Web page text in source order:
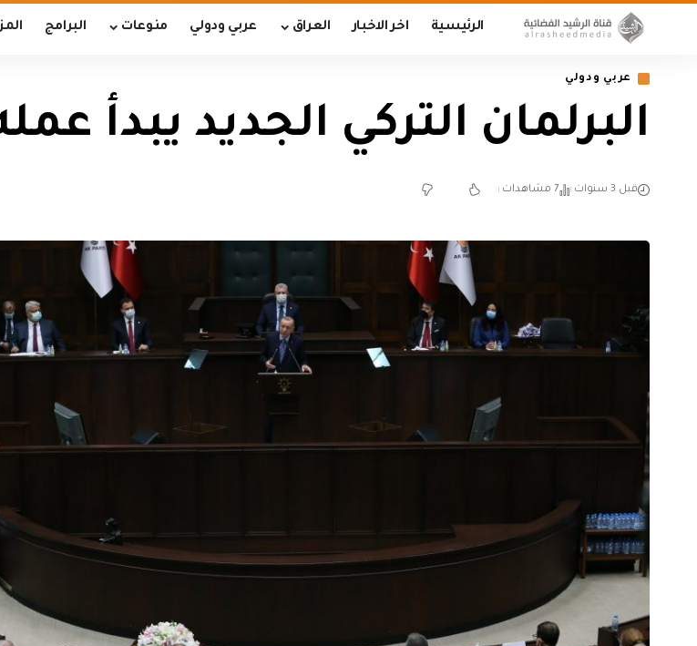
الرئيسية اخر الاخبار العراق عربي ودولي منوعات البرامج
عربي ودولي
البرلمان التركي الجديد يبدأ
قبل 3 سنوات 7 مشاهدات